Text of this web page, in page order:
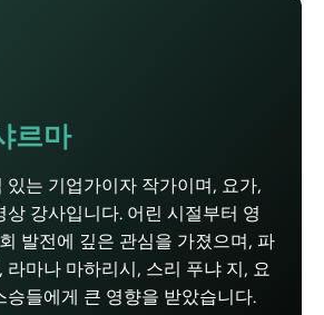
르마
있는 기업가이자 작가이며, 요가,
상 강사입니다. 어린 시절부터 영
발전에 깊은 관심을 가졌으며, 파
라마나 마하리시, 스리 푸냐 지, 요
승들에게 큰 영향을 받았습니다.